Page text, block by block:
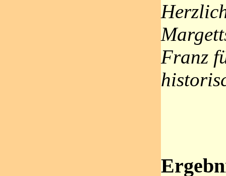
Franz